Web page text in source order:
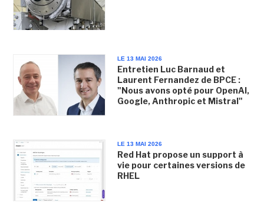
LE 13 MAI 2026
Entretien Luc Barnaud et
Laurent Fernandez de BPCE :
"Nous avons opté pour OpenAI,
Google, Anthropic et Mistral"
LE 13 MAI 2026
Red Hat propose un support à
vie pour certaines versions de
RHEL